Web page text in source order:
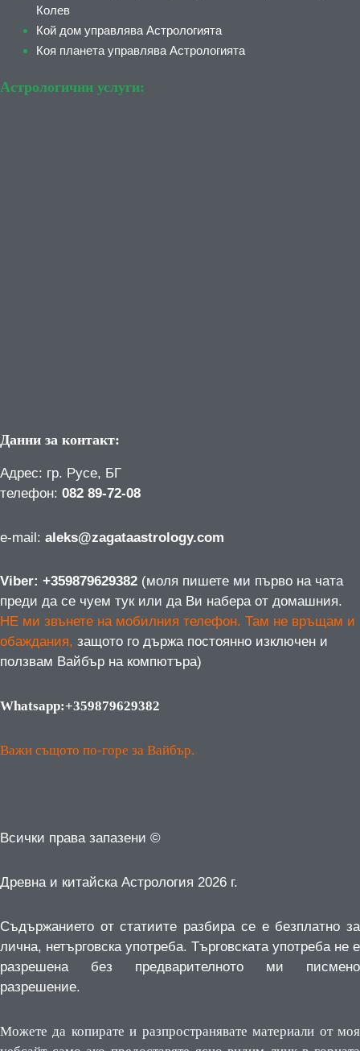
Колев
Кой дом управлява Астрологията
Коя планета управлява Астрологията
Астрологични услуги:
Данни за контакт:
Адрес: гр. Русе, БГ
телефон: 082 89-72-08
е-mail: aleks@zagataastrology.com
Viber: +359879629382 (моля пишете ми първо на чата
преди да се чуем тук или да Ви набера от домашния.
НЕ ми звънете на мобилния телефон. Там не връщам и
обаждания, защото го държа постоянно изключен и
ползвам Вайбър на компютъра)
Whatsapp:+359879629382
Важи същото по-горе за Вайбър.
Всички права запазени ©
Древна и китайска Астрология 2026 г.
Съдържанието от статиите разбира се е безплатно за
лична, нетърговска употреба. Търговската употреба не е
разрешена без предварителното ми писмено
разрешение.
Можете да копирате и разпространявате материали от моя